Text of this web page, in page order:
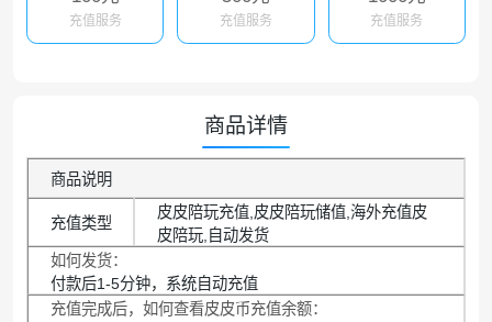
充值服务 充值服务 充值服务
商品详情
商品说明
充值类型
皮皮陪玩充值,皮皮陪玩储值,海外充值皮
皮陪玩,自动发货
如何发货：
付款后1-5分钟，系统自动充值
充值完成后，如何查看皮皮币充值余额：